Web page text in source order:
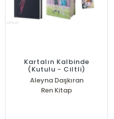
Kartalın Kalbinde
(Kutulu - Ciltli)
Aleyna Daşkıran
Ren Kitap